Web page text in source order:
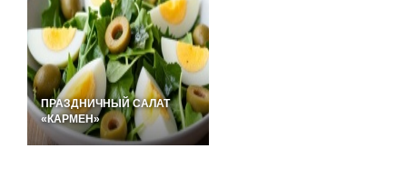
ПРАЗДНИЧНЫЙ САЛАТ
«КАРМЕН»